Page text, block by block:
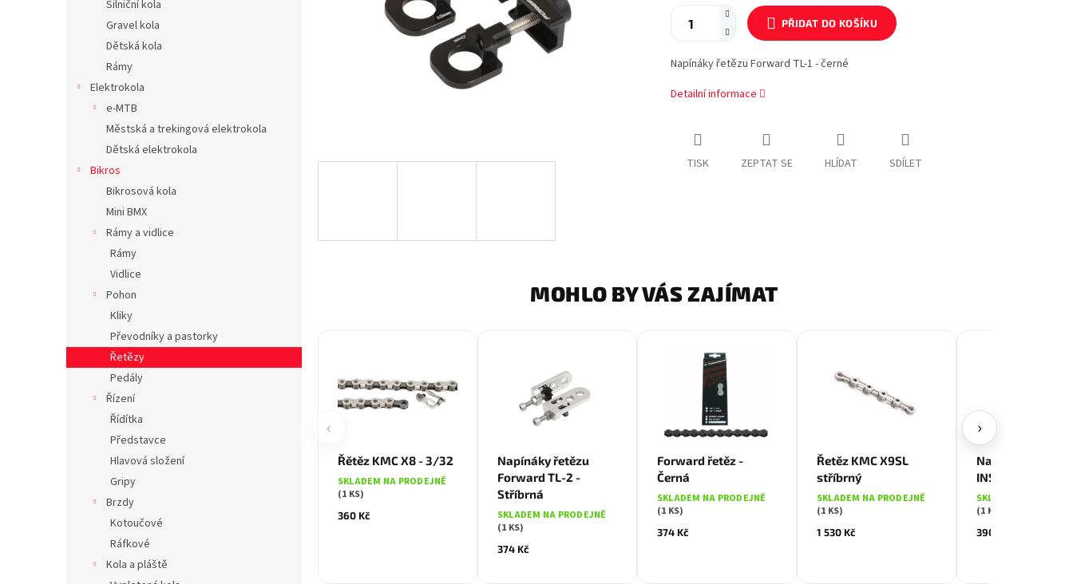
Silniční kola
Gravel kola
Dětská kola
Rámy
Elektrokola
e-MTB
Městská a trekingová elektrokola
Dětská elektrokola
Bikros
Bikrosová kola
Mini BMX
Rámy a vidlice
Rámy
Vidlice
Pohon
Kliky
Převodníky a pastorky
Řetězy
Pedály
Řízení
Řídítka
Představce
Hlavová složení
Gripy
Brzdy
Kotoučové
Ráfkové
Kola a pláště
PŘIDAT DO KOŠÍKU
Napínáky řetězu Forward TL-1 - černé
Detailní informace
TISK ZEPTAT SE HLÍDAT SDÍLET
MOHLO BY VÁS ZAJÍMAT
‹
Řětěz KMC X8 - 3/32
SKLADEM NA PRODEJNĚ
(1 KS)
360 Kč
Napínáky řetězu
Forward TL-2 -
Stříbrná
SKLADEM NA PRODEJNĚ
(1 KS)
374 Kč
Forward řetěz -
Černá
SKLADEM NA PRODEJNĚ
(1 KS)
374 Kč
Řetěz KMC X9SL
stříbrný
SKLADEM NA PRODEJNĚ
(1 KS)
1 530 Kč
Napínače řetězu
INSIGHT
SKLADEM NA
(1 KS)
390 Kč
›